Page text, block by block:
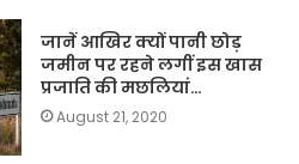
जानें आखिर क्यों पानी छोड़
जमीन पर रहने लगीं इस खास
प्रजाति की मछलियां…
August 21, 2020